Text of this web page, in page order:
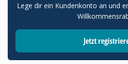
Lege dir ein Kundenkonto an und
Jetzt